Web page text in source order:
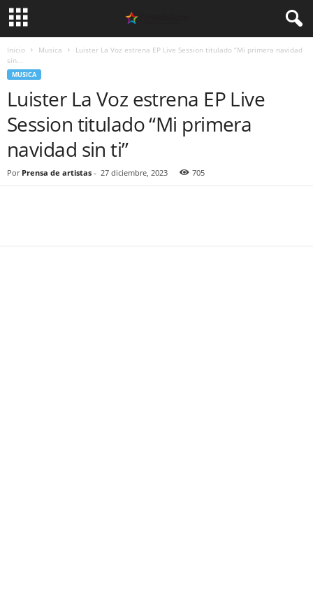
Inicio Musica
Luister La Voz estrena EP Live Session titulado “Mi primera navidad
sin...
MUSICA
Luister La Voz estrena EP Live
Session titulado “Mi primera
navidad sin ti”
Por Prensa de artistas - 27 diciembre, 2023 705